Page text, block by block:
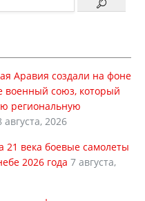
Аравия создали на фоне
военный союз, который
региональную
августа, 2026
21 века боевые самолеты
2026 года 7 августа,